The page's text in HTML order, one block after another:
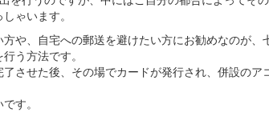
ゃいます。
や、自宅への郵送を避けたい方にお勧めなのが
う方法です。
させた後、その場でカードが発行され、併設の
す。